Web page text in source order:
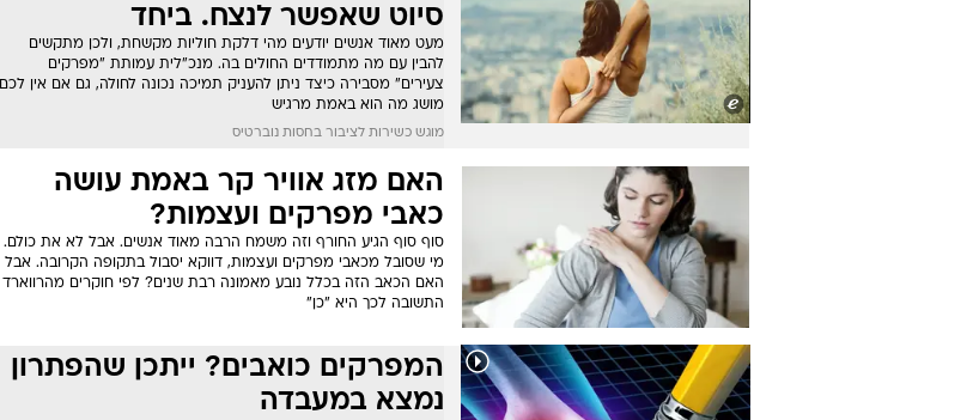
סיוט שאפשר לנצח. ביחד
מעט מאוד אנשים יודעים מהי דלקת חוליות מקשחת, ולכן מתקשים
להבין עם מה מתמודדים החולים בה. מנכ"לית עמותת "מפרקים
צעירים" מסבירה כיצד ניתן להעניק תמיכה נכונה לחולה, גם אם אין לכם
מושג מה הוא באמת מרגיש
מוגש כשירות לציבור בחסות נוברטיס
האם מזג אוויר קר באמת עושה
כאבי מפרקים ועצמות?
סוף סוף הגיע החורף וזה משמח הרבה מאוד אנשים. אבל לא את כולם.
מי שסובל מכאבי מפרקים ועצמות, דווקא יסבול בתקופה הקרובה. אבל
האם הכאב הזה בכלל נובע מאמונה רבת שנים? לפי חוקרים מהרווארד
התשובה לכך היא "כן"
המפרקים כואבים? ייתכן שהפתרון
נמצא במעבדה